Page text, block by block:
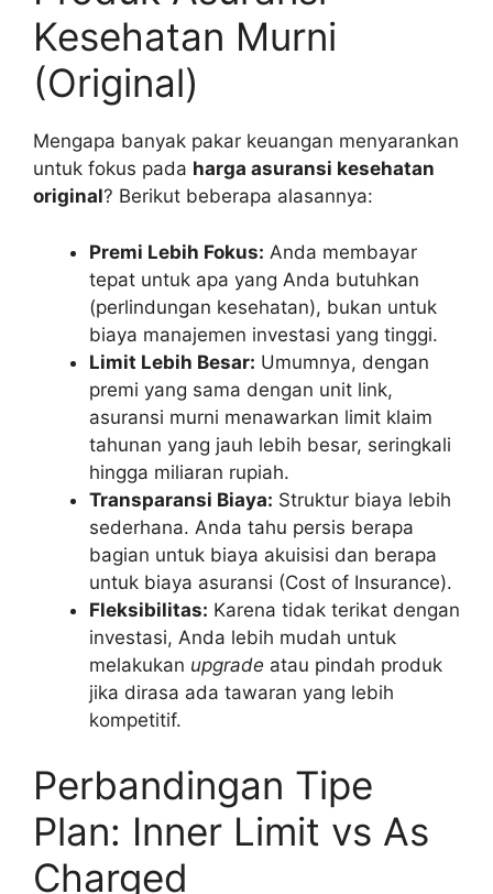
Kesehatan Murni
(Original)
Mengapa banyak pakar keuangan menyarankan
untuk fokus pada harga asuransi kesehatan
original? Berikut beberapa alasannya:
Premi Lebih Fokus: Anda membayar
tepat untuk apa yang Anda butuhkan
(perlindungan kesehatan), bukan untuk
biaya manajemen investasi yang tinggi.
Limit Lebih Besar: Umumnya, dengan
premi yang sama dengan unit link,
asuransi murni menawarkan limit klaim
tahunan yang jauh lebih besar, seringkali
hingga miliaran rupiah.
Transparansi Biaya: Struktur biaya lebih
sederhana. Anda tahu persis berapa
bagian untuk biaya akuisisi dan berapa
untuk biaya asuransi (Cost of Insurance).
Fleksibilitas: Karena tidak terikat dengan
investasi, Anda lebih mudah untuk
melakukan upgrade atau pindah produk
jika dirasa ada tawaran yang lebih
kompetitif.
Perbandingan Tipe
Plan: Inner Limit vs As
Charged